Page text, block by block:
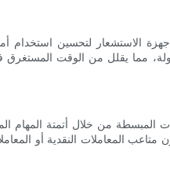
مما يقلل من الوقت
متاعب المعاملات النقدية أو